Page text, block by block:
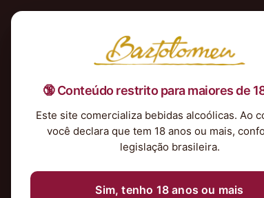
🔞 Conteúdo restrito para maiores de
Este site comercializa bebidas alcoólicas. Ao
você declara que tem 18 anos ou mais,
legislação brasileira.
Sim, tenho 18 anos ou mais
Nossa Seleção TintosBrancosEspumantesRosés